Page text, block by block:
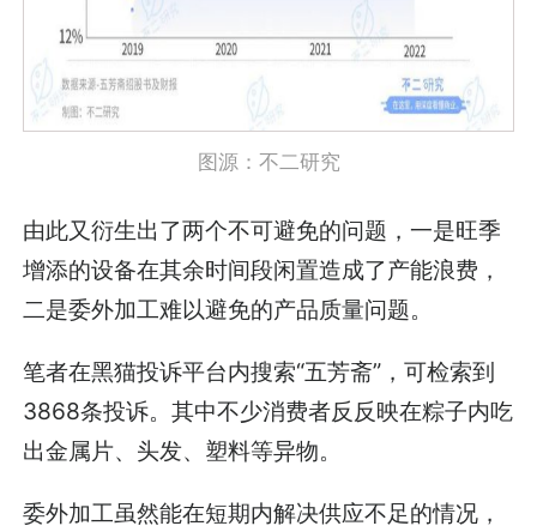
图源：不二研究
由此又衍生出了两个不可避免的问题，一是旺季
增添的设备在其余时间段闲置造成了产能浪费，
二是委外加工难以避免的产品质量问题。
笔者在黑猫投诉平台内搜索“五芳斋”，可检索到
3868条投诉。其中不少消费者反反映在粽子内吃
出金属片、头发、塑料等异物。
委外加工虽然能在短期内解决供应不足的情况，